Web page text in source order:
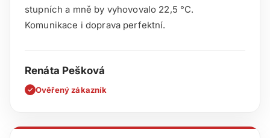
stupních a mně by vyhovovalo 22,5 °C.
Komunikace i doprava perfektní.
Renáta Pešková
✓ Ověřený zákazník